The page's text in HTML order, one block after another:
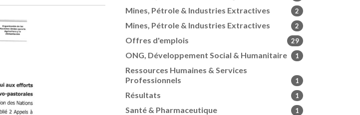
Mines, Pétrole & Industries Extractives 2
Mines, Pétrole & Industries Extractives 2
Offres d'emplois 29
ONG, Développement Social & Humanitaire 1
Ressources Humaines & Services
Professionnels
1
Résultats 1
Santé & Pharmaceutique 1